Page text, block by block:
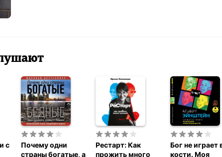
с
Почему одни
страны богатые, а
Рестарт: Как
прожить много
Бог не играет
кости. Моя